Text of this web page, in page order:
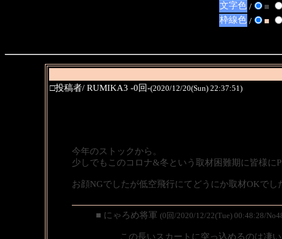
文字色 / ■
枠線色 / ■
□投稿者/ RUMIKA3 -0回-(2020/12/20(Sun) 22:37:51)
今年のストックから。
少しでもこのコロナ&冬という取材困難期に皆様に
お顔NGでしたが低空飛行にてどうにか取材OKでし
■ にゃろめ将軍 (0回/2020/12/22(Tue) 00:48:28/
この長いスカートに突っ込めるのは凄い